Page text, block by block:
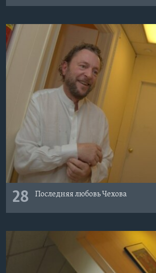
28 Последняя любовь Чехова